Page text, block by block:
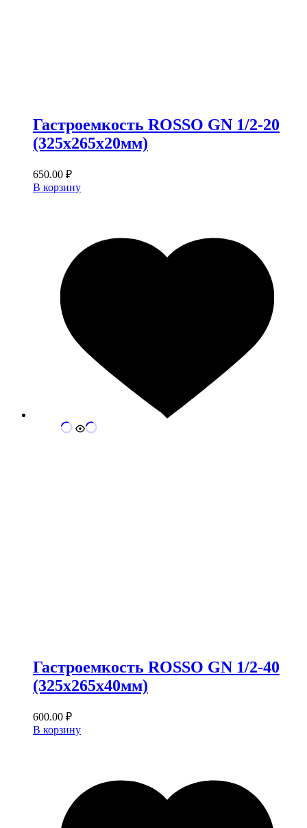
Гастроемкость ROSSO GN 1/2-20
(325х265х20мм)
650.00 ₽
В корзину
Гастроемкость ROSSO GN 1/2-40
(325х265х40мм)
600.00 ₽
В корзину